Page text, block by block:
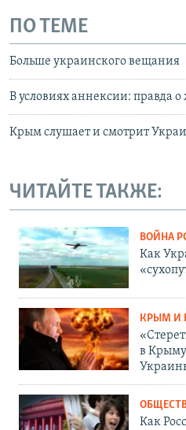
ПО ТЕМЕ
Больше украинского вещания
В условиях аннексии: правда
Крым слушает и смотрит
ЧИТАЙТЕ ТАКЖЕ:
ВОЙНА
Как
КРЫМ И
в
Как